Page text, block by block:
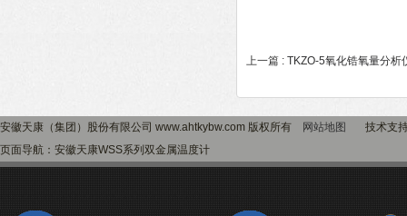
上一篇 : TKZO-5氧化锆氧量分析
安徽天康（集团）股份有限公司 www.ahtkybw.com 版权所有 网站地图
技术支
页面导航：安徽天康WSS系列双金属温度计